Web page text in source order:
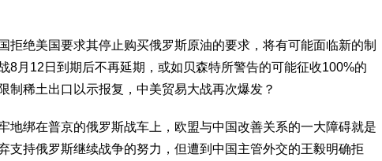
拒绝美国要求其停止购买俄罗斯原油的要求，将有可能面临新的制
8月12日到期后不再延期，或如贝森特所警告的可能征收100%的
制稀土出口以示报复，中美贸易大战再次爆发？
地绑在普京的俄罗斯战车上，欧盟与中国改善关系的一大障碍就是
支持俄罗斯继续战争的努力，但遭到中国主管外交的王毅明确拒